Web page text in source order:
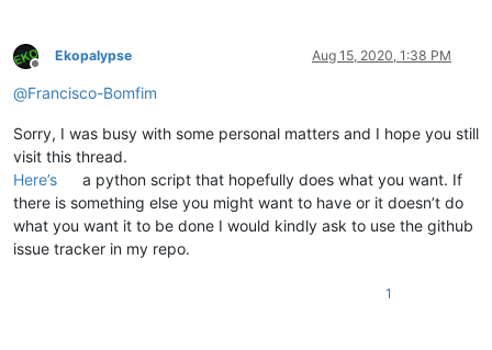
Offline
Ekopalypse Aug 15, 2020, 1:38 PM
@Francisco-Bomfim
Sorry, I was busy with some personal matters and I hope you still
visit this thread.
Here’s
a python script that hopefully does what you want. If
there is something else you might want to have or it doesn’t do
what you want it to be done I would kindly ask to use the github
issue tracker in my repo.
1